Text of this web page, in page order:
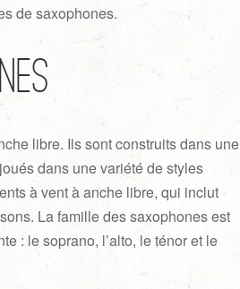
de saxophones.
libre. Ils sont construits dans une
dans une variété de styles
à vent à anche libre, qui inclut
La famille des saxophones est
: le soprano, l’alto, le ténor et le